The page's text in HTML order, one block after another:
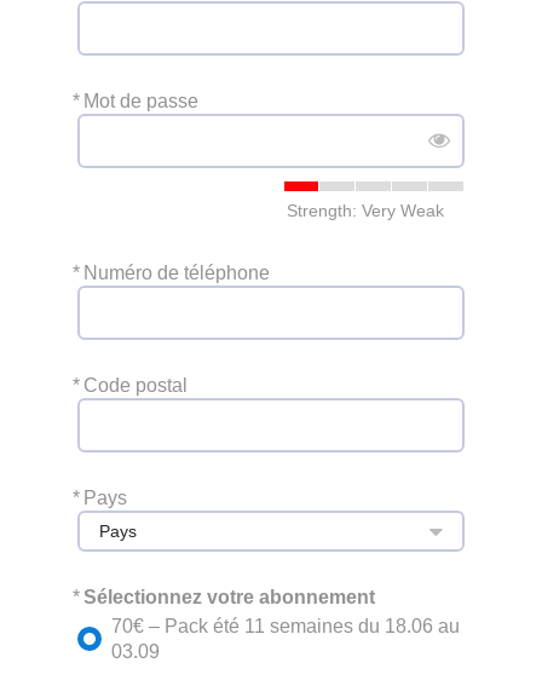
* Mot de passe
Strength: Very Weak
* Numéro de téléphone
* Code postal
* Pays
Pays
*Sélectionnez votre abonnement
70€ – Pack été 11 semaines du 18.06 au
03.09